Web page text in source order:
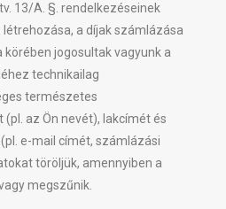
13/A. §. rendelkezéseinek
a díjak számlázása
jogosultak vagyunk a
technikailag
természetes
az Ön nevét), lakcímét és
e-mail címét, számlázási
töröljük, amennyiben a
megszűnik.